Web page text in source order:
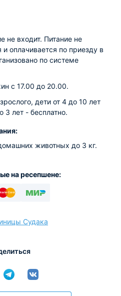
не входит. Питание не
оплачивается по приезду в
по системе
с 17.00 до 20.00.
дети от 4 до 10 лет
3 лет - бесплатно.
животных до 3 кг.
на ресепшене:
Судака